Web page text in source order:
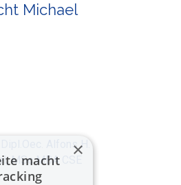
Michael
×
macht